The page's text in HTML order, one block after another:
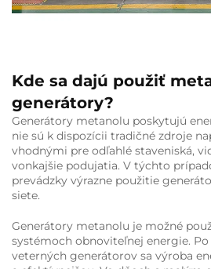
Kde sa dajú použiť
generátory?
Generátory metanolu poskytujú
nie sú k dispozícii tradičné zdroje
vhodnými pre odľahlé staveniská,
vonkajšie podujatia. V týchto
prevádzky výrazne použitie
siete.
Generátory metanolu je možné
systémoch obnoviteľnej energie.
veterných generátorov sa výroba